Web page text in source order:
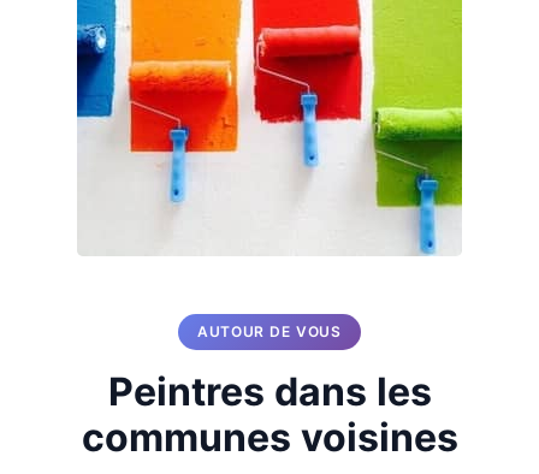
AUTOUR DE VOUS
Peintres dans les
communes voisines